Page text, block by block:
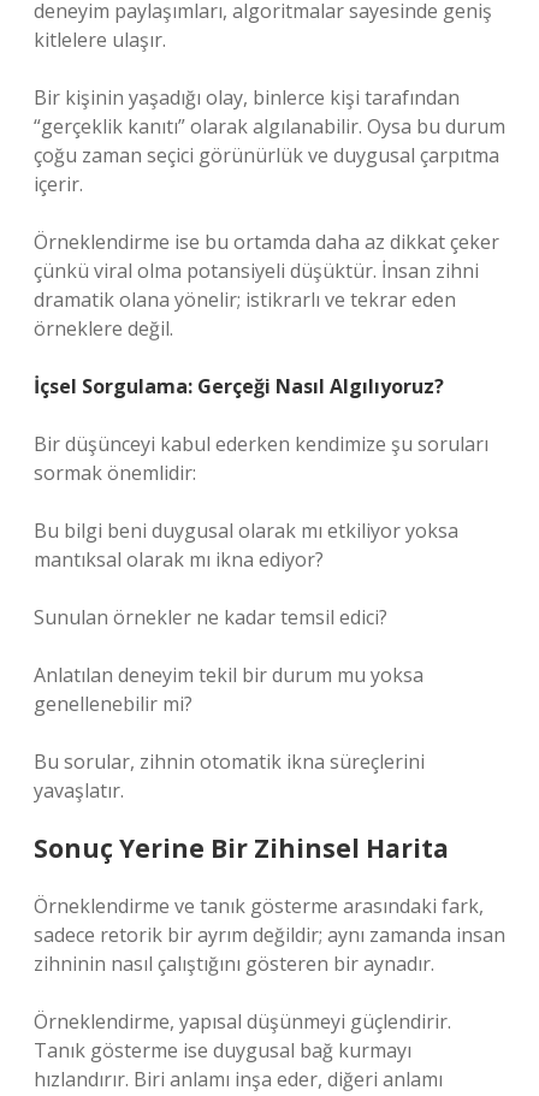
deneyim paylaşımları, algoritmalar sayesinde geniş
kitlelere ulaşır.
Bir kişinin yaşadığı olay, binlerce kişi tarafından
“gerçeklik kanıtı” olarak algılanabilir. Oysa bu durum
çoğu zaman seçici görünürlük ve duygusal çarpıtma
içerir.
Örneklendirme ise bu ortamda daha az dikkat çeker
çünkü viral olma potansiyeli düşüktür. İnsan zihni
dramatik olana yönelir; istikrarlı ve tekrar eden
örneklere değil.
İçsel Sorgulama: Gerçeği Nasıl Algılıyoruz?
Bir düşünceyi kabul ederken kendimize şu soruları
sormak önemlidir:
Bu bilgi beni duygusal olarak mı etkiliyor yoksa
mantıksal olarak mı ikna ediyor?
Sunulan örnekler ne kadar temsil edici?
Anlatılan deneyim tekil bir durum mu yoksa
genellenebilir mi?
Bu sorular, zihnin otomatik ikna süreçlerini
yavaşlatır.
Sonuç Yerine Bir Zihinsel Harita
Örneklendirme ve tanık gösterme arasındaki fark,
sadece retorik bir ayrım değildir; aynı zamanda insan
zihninin nasıl çalıştığını gösteren bir aynadır.
Örneklendirme, yapısal düşünmeyi güçlendirir.
Tanık gösterme ise duygusal bağ kurmayı
hızlandırır. Biri anlamı inşa eder, diğeri anlamı